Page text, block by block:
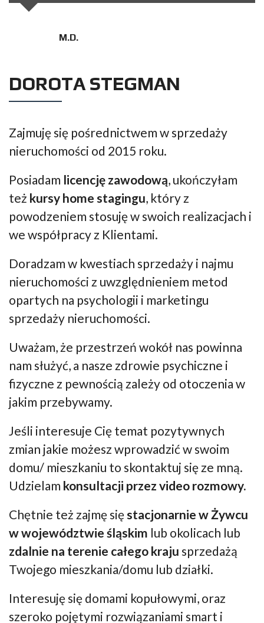
M.D.
DOROTA STEGMAN
Zajmuję się pośrednictwem w sprzedaży
nieruchomości od 2015 roku.
Posiadam licencję zawodową, ukończyłam
też kursy home stagingu, który z
powodzeniem stosuję w swoich realizacjach i
we współpracy z Klientami.
Doradzam w kwestiach sprzedaży i najmu
nieruchomości z uwzględnieniem metod
opartych na psychologii i marketingu
sprzedaży nieruchomości.
Uważam, że przestrzeń wokół nas powinna
nam służyć, a nasze zdrowie psychiczne i
fizyczne z pewnością zależy od otoczenia w
jakim przebywamy.
Jeśli interesuje Cię temat pozytywnych
zmian jakie możesz wprowadzić w swoim
domu/ mieszkaniu to skontaktuj się ze mną.
Udzielam konsultacji przez video rozmowy.
Chętnie też zajmę sięstacjonarnie w Żywcu
w województwie śląskim lub okolicach lub
zdalnie na terenie całego kraju sprzedażą
Twojego mieszkania/domu lub działki.
Interesuję się domami kopułowymi, oraz
szeroko pojętymi rozwiązaniami smart i